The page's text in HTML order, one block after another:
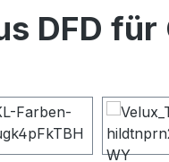
DFD